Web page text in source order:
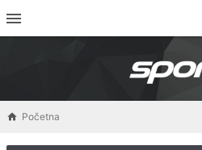
Početna